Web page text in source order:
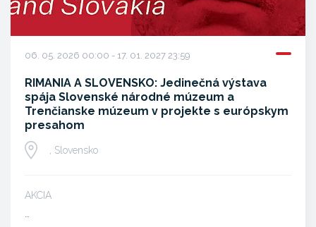
06. 05. 2026 00:00 - 17. 01. 2027 23:59
RIMANIA A SLOVENSKO: Jedinečná výstava
spája Slovenské národné múzeum a
Trenčianske múzeum v projekte s európskym
presahom
, Slovensko
AKCIA